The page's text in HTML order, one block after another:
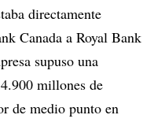
directamente
Canada a Royal Bank
supuso una
millones de
de medio punto en